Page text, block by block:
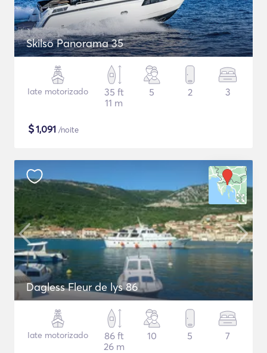
Skilso Panorama 35
Iate motorizado
35 ft
11 m
5 2 3
$1,091 /noite
Dagless Fleur de lys 86
Iate motorizado
86 ft
26 m
10 5 7